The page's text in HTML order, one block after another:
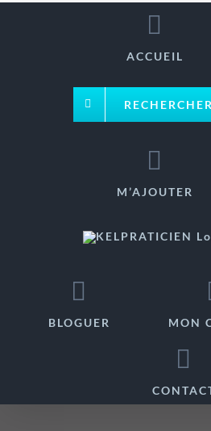
ACCUEIL
RECHERCHER
M’AJOUTER
BLOGUER MON